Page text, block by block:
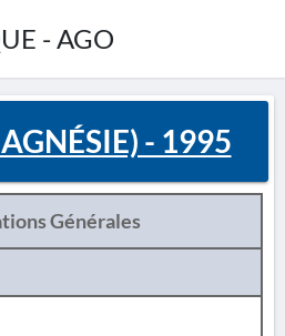
- AGO
- 1995
Générales